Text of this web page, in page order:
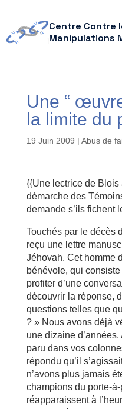
Centre Contre
Manipulations
Une “
la limite du
19 Juin 2009 | Abus de
{{Une lectrice de Blois
démarche des
demande s’ils fichent
Touchés par le décès
reçu une lettre
Jéhovah. Cet homme
bénévole, qui
profiter d’une
découvrir la réponse,
questions telles que
? » Nous avons déjà
une dizaine
paru dans vos
répondu qu’il
n’avons plus jamais
champions du porte-
réapparaissent à